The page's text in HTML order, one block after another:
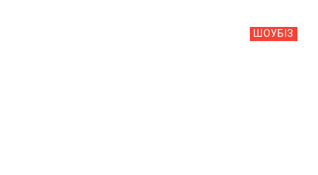
ШОУБIЗ